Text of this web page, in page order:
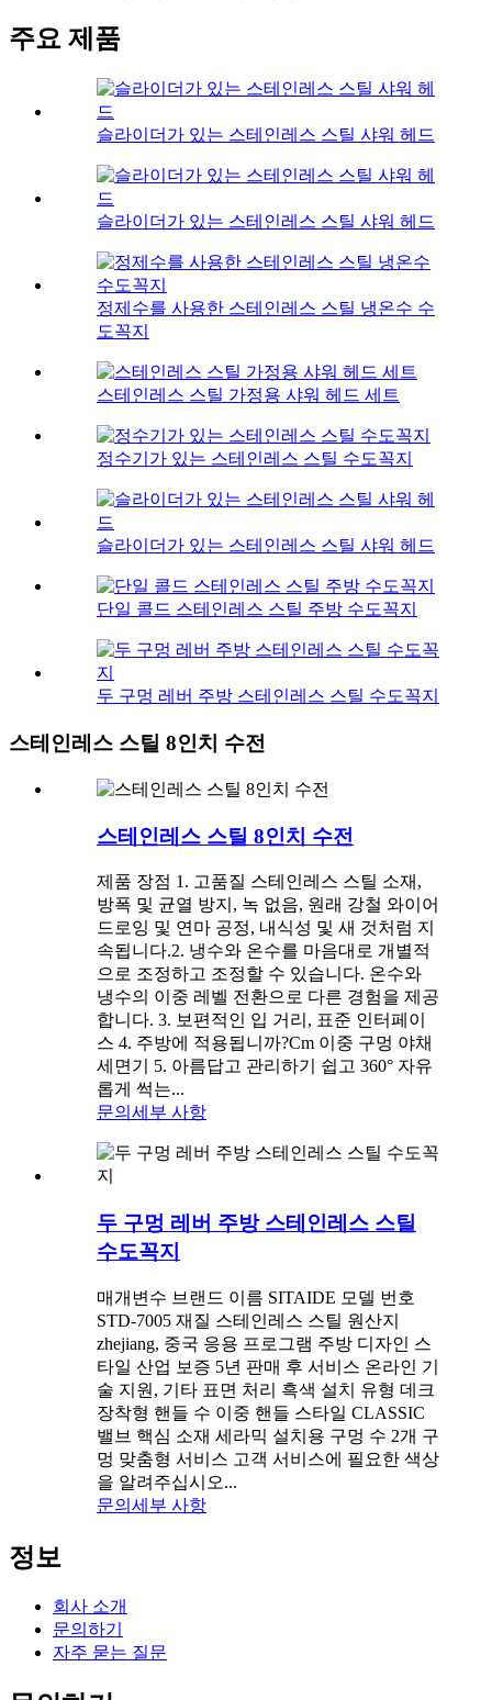
주요 제품
슬라이더가 있는 스테인레스 스틸 샤워 헤드
슬라이더가 있는 스테인레스 스틸 샤워 헤드
정제수를 사용한 스테인레스 스틸 냉온수 수
도꼭지
스테인레스 스틸 가정용 샤워 헤드 세트
정수기가 있는 스테인레스 스틸 수도꼭지
슬라이더가 있는 스테인레스 스틸 샤워 헤드
단일 콜드 스테인레스 스틸 주방 수도꼭지
두 구멍 레버 주방 스테인레스 스틸 수도꼭지
스테인레스 스틸 8인치 수전
스테인레스 스틸 8인치 수전
제품 장점 1. 고품질 스테인레스 스틸 소재,
방폭 및 균열 방지, 녹 없음, 원래 강철 와이어
드로잉 및 연마 공정, 내식성 및 새 것처럼 지
속됩니다.2. 냉수와 온수를 마음대로 개별적
으로 조정하고 조정할 수 있습니다. 온수와
냉수의 이중 레벨 전환으로 다른 경험을 제공
합니다. 3. 보편적인 입 거리, 표준 인터페이
스 4. 주방에 적용됩니까?Cm 이중 구멍 야채
세면기 5. 아름답고 관리하기 쉽고 360° 자유
롭게 썩는...
문의 세부 사항
두 구멍 레버 주방 스테인레스 스틸
수도꼭지
매개변수 브랜드 이름 SITAIDE 모델 번호
STD-7005 재질 스테인레스 스틸 원산지
zhejiang, 중국 응용 프로그램 주방 디자인 스
타일 산업 보증 5년 판매 후 서비스 온라인 기
술 지원, 기타 표면 처리 흑색 설치 유형 데크
장착형 핸들 수 이중 핸들 스타일 CLASSIC
밸브 핵심 소재 세라믹 설치용 구멍 수 2개 구
멍 맞춤형 서비스 고객 서비스에 필요한 색상
을 알려주십시오...
문의 세부 사항
정보
회사 소개
문의하기
자주 묻는 질문